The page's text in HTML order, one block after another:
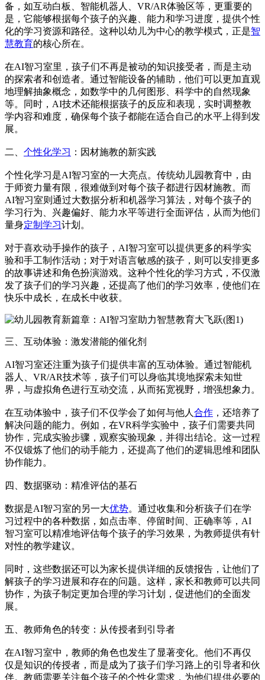
备，如互动白板、智能机器人、VR/AR体验区等，更重要的
是，它能够根据每个孩子的兴趣、能力和学习进度，提供个性
化的学习资源和路径。这种以幼儿为中心的教学模式，正是智
慧教育的核心所在。
在AI智习室里，孩子们不再是被动的知识接受者，而是主动
的探索者和创造者。通过智能设备的辅助，他们可以更加直观
地理解抽象概念，如数学中的几何图形、科学中的自然现象
等。同时，AI技术还能根据孩子的反应和表现，实时调整教
学内容和难度，确保每个孩子都能在适合自己的水平上得到发
展。
二、 个性化学习 ：因材施教的新实践
个性化学习是AI智习室的一大亮点。传统幼儿园教育中，由
于师资力量有限，很难做到对每个孩子都进行因材施教。而
AI智习室则通过大数据分析和机器学习算法，对每个孩子的
学习行为、兴趣偏好、能力水平等进行全面评估，从而为他们
量身定制学习计划。
对于喜欢动手操作的孩子，AI智习室可以提供更多的科学实
验和手工制作活动；对于对语言敏感的孩子，则可以安排更多
的故事讲述和角色扮演游戏。这种个性化的学习方式，不仅激
发了孩子们的学习兴趣，还提高了他们的学习效率，使他们在
快乐中成长，在成长中收获。
三、互动体验：激发潜能的催化剂
AI智习室还注重为孩子们提供丰富的互动体验。通过智能机
器人、VR/AR技术等，孩子们可以身临其境地探索未知世
界，与虚拟角色进行互动交流，从而拓宽视野，增强想象力。
在互动体验中，孩子们不仅学会了如何与他人 合作 ，还培养了
解决问题的能力。例如，在VR科学实验中，孩子们需要共同
协作，完成实验步骤，观察实验现象，并得出结论。这一过程
不仅锻炼了他们的动手能力，还提高了他们的逻辑思维和团队
协作能力。
四、数据驱动：精准评估的基石
数据是AI智习室的另一大优势。通过收集和分析孩子们在学
习过程中的各种数据，如点击率、停留时间、正确率等，AI
智习室可以精准地评估每个孩子的学习效果，为教师提供有针
对性的教学建议。
同时，这些数据还可以为家长提供详细的反馈报告，让他们了
解孩子的学习进展和存在的问题。这样，家长和教师可以共同
协作，为孩子制定更加合理的学习计划，促进他们的全面发
展。
五、教师角色的转变：从传授者到引导者
在AI智习室中，教师的角色也发生了显著变化。他们不再仅
仅是知识的传授者，而是成为了孩子们学习路上的引导者和伙
伴。教师需要关注每个孩子的个性化需求，为他们提供必要的